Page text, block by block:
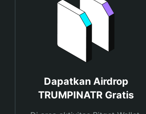
Dapatkan Airdrop
TRUMPINATR Gratis